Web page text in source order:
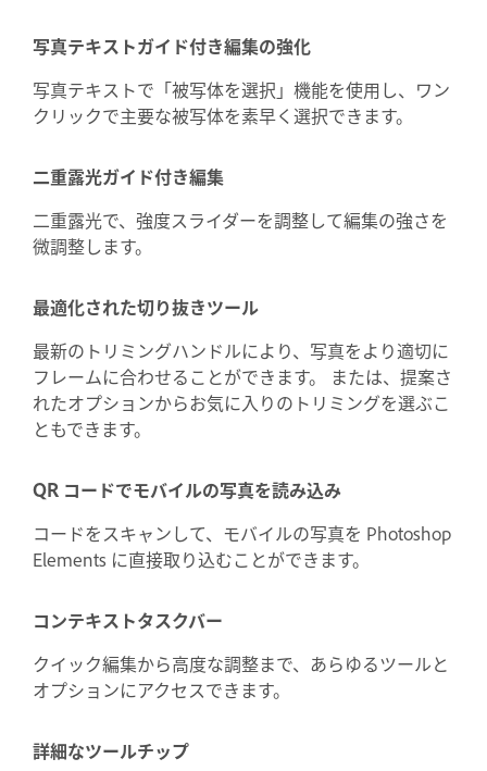
写真テキストガイド付き編集の強化
写真テキストで「被写体を選択」機能を使用し、ワン
クリックで主要な被写体を素早く選択できます。
二重露光ガイド付き編集
二重露光で、強度スライダーを調整して編集の強さを
微調整します。
最適化された切り抜きツール
最新のトリミングハンドルにより、写真をより適切に
フレームに合わせることができます。 または、提案さ
れたオプションからお気に入りのトリミングを選ぶこ
ともできます。
QR コードでモバイルの写真を読み込み
コードをスキャンして、モバイルの写真を Photoshop
Elements に直接取り込むことができます。
コンテキストタスクバー
クイック編集から高度な調整まで、あらゆるツールと
オプションにアクセスできます。
詳細なツールチップ